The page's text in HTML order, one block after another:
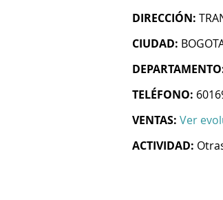
DIRECCIÓN:
CIUDAD:
TELÉFONO:
VENTAS: Ver
ACTIVIDAD: